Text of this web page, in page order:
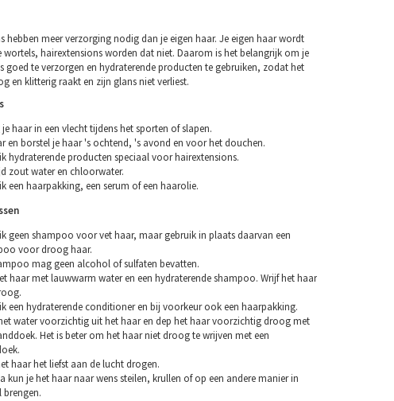
hebben meer verzorging nodig dan je eigen haar. Je eigen haar wordt
wortels, hairextensions worden dat niet. Daarom is het belangrijk om je
goed te verzorgen en hydraterende producten te gebruiken, zodat het
en klitterig raakt en zijn glans niet verliest.
haar in een vlecht tijdens het sporten of slapen.
en borstel je haar 's ochtend, 's avond en voor het douchen.
hydraterende producten speciaal voor hairextensions.
zout water en chloorwater.
een haarpakking, een serum of een haarolie.
geen shampoo voor vet haar, maar gebruik in plaats daarvan een
voor droog haar.
mag geen alcohol of sulfaten bevatten.
haar met lauwwarm water en een hydraterende shampoo. Wrijf het haar
een hydraterende conditioner en bij voorkeur ook een haarpakking.
water voorzichtig uit het haar en dep het haar voorzichtig droog met
Het is beter om het haar niet droog te wrijven met een
haar het liefst aan de lucht drogen.
kun je het haar naar wens steilen, krullen of op een andere manier in